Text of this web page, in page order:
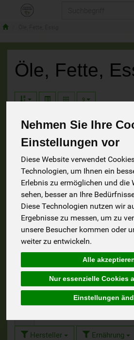
Nehmen Sie Ihre
Einstellungen vor
Diese Website verwendet
Technologien, um Ihnen ein
Erlebnis zu ermöglichen und die
sehen, besser an Ihre
Diese Technologien nutzen wir
Ergebnisse zu messen, um zu
unsere Besucher kommen oder
weiter zu entwickeln.
Alle
Nur essenzielle Cookies
Einstellungen
Öle, Fette,
9
8
Essig
4
19
Öle
Hersteller Ernährung